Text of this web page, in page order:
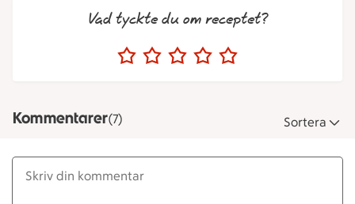
Vad tyckte du om receptet?
Kommentarer(7) Sortera